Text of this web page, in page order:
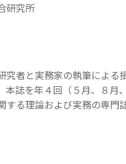
研究所
究者と実務家の執筆によ
本誌を年４回（５月、８
する理論および実務の専門